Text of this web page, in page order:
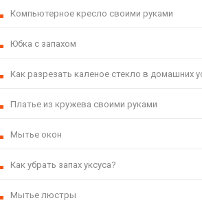
Компьютерное кресло своими руками
Юбка с запахом
Как разрезать каленое стекло в домашних
Платье из кружева своими руками
Мытье окон
Как убрать запах уксуса?
Мытье люстры